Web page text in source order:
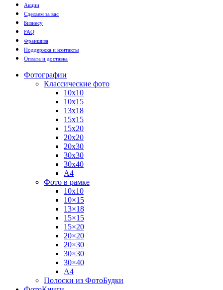
Акции
Сделаем за вас
Бизнесу
FAQ
Франшиза
Поддержка и контакты
Оплата и доставка
Фотографии
Классические фото
10х10
10х15
13х18
15х15
15х20
20х20
20х30
30х30
30х40
А4
Фото в рамке
10х10
10×15
13×18
15×15
15×20
20×20
20×30
30×30
30×40
A4
Полоски из ФотоБудки